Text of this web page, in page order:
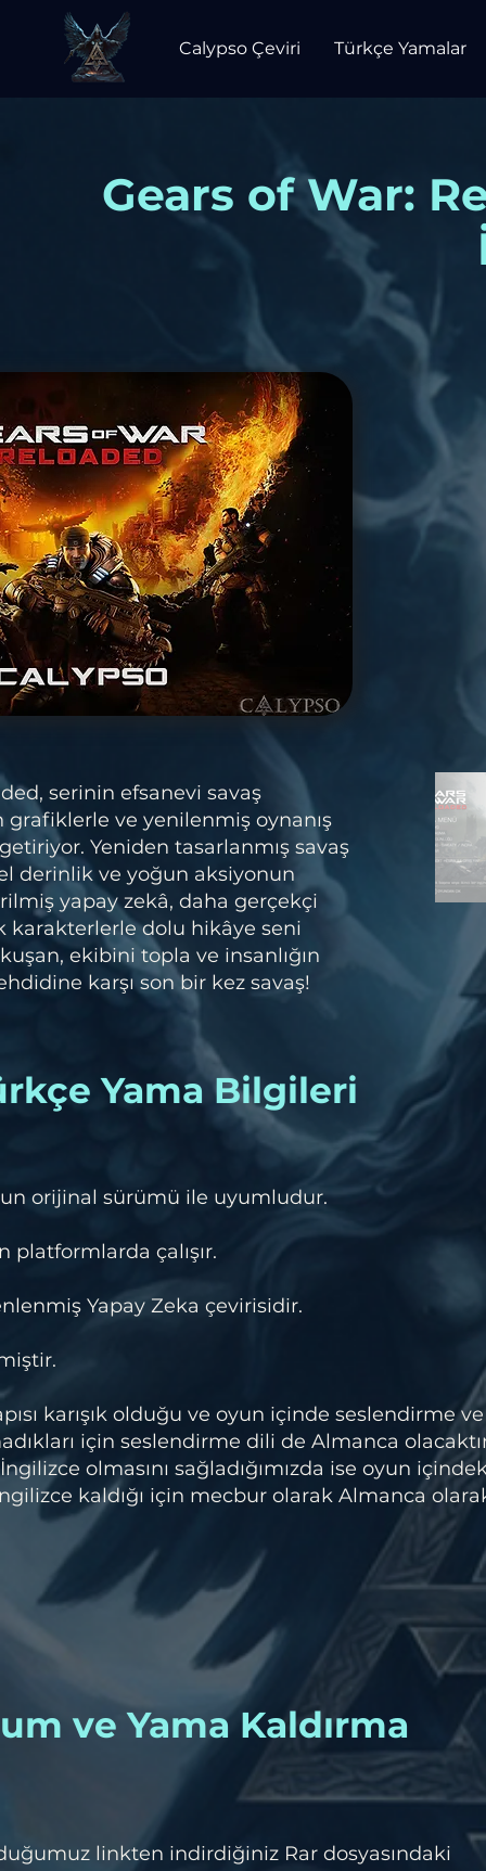
Calypso Çeviri Türkçe Yamalar
Gears of War:
serinin efsanevi savaş
ve yenilenmiş oynanış
Yeniden tasarlanmış savaş
derinlik ve yoğun aksiyonun
yapay zekâ, daha gerçekçi
karakterlerle dolu hikâye seni
ekibini topla ve insanlığın
karşı son bir kez savaş!
Yama Bilgileri
orijinal sürümü ile uyumludur.
platformlarda çalışır.
Yapay Zeka çevirisidir.
karışık olduğu ve oyun içinde seslendirme ve
için seslendirme dili de Almanca
olmasını sağladığımızda ise oyun
İngilizce kaldığı için mecbur olarak Almanca
ve Yama Kaldırma
linkten indirdiğiniz Rar dosyasındaki